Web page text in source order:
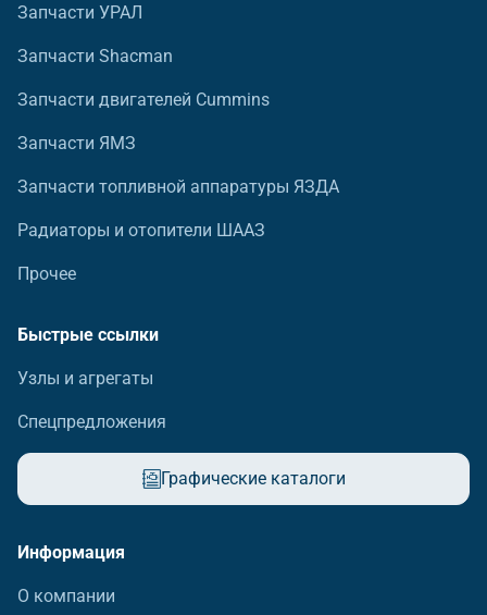
Запчасти УРАЛ
Запчасти Shacman
Запчасти двигателей Cummins
Запчасти ЯМЗ
Запчасти топливной аппаратуры ЯЗДА
Радиаторы и отопители ШААЗ
Прочее
Быстрые ссылки
Узлы и агрегаты
Спецпредложения
Графические каталоги
Информация
О компании